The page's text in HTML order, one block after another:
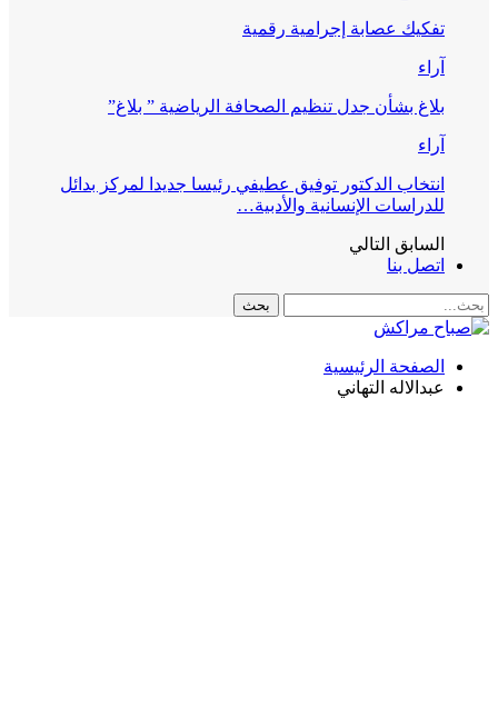
تفكيك عصابة إجرامية رقمية
آراء
بلاغ بشأن جدل تنظيم الصحافة الرياضية ” بلاغ”
آراء
انتخاب الدكتور توفيق عطيفي رئيسا جديدا لمركز بدائل
للدراسات الإنسانية والأدبية…
السابق التالي
اتصل بنا
الصفحة الرئيسية
عبدالاله التهاني